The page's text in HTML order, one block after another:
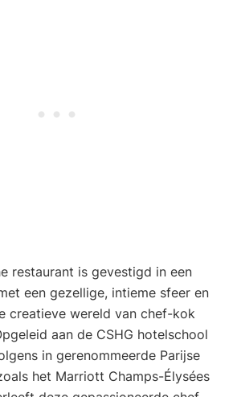
restaurant is gevestigd in een
een gezellige, intieme sfeer en
creatieve wereld van chef-kok
aan de CSHG hotelschool
in gerenommeerde Parijse
het Marriott Champs-Élysées